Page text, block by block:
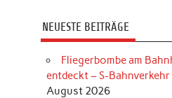
NEUESTE BEITRÄGE
Fliegerbombe am
entdeckt – S-
August 2026